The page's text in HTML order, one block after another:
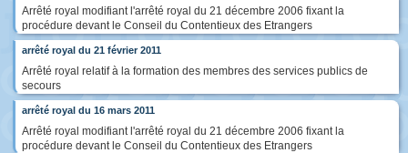
Arrêté royal modifiant l'arrêté royal du 21 décembre 2006 fixant la
procédure devant le Conseil du Contentieux des Etrangers
arrêté royal du 21 février 2011
Arrêté royal relatif à la formation des membres des services publics de
secours
arrêté royal du 16 mars 2011
Arrêté royal modifiant l'arrêté royal du 21 décembre 2006 fixant la
procédure devant le Conseil du Contentieux des Etrangers